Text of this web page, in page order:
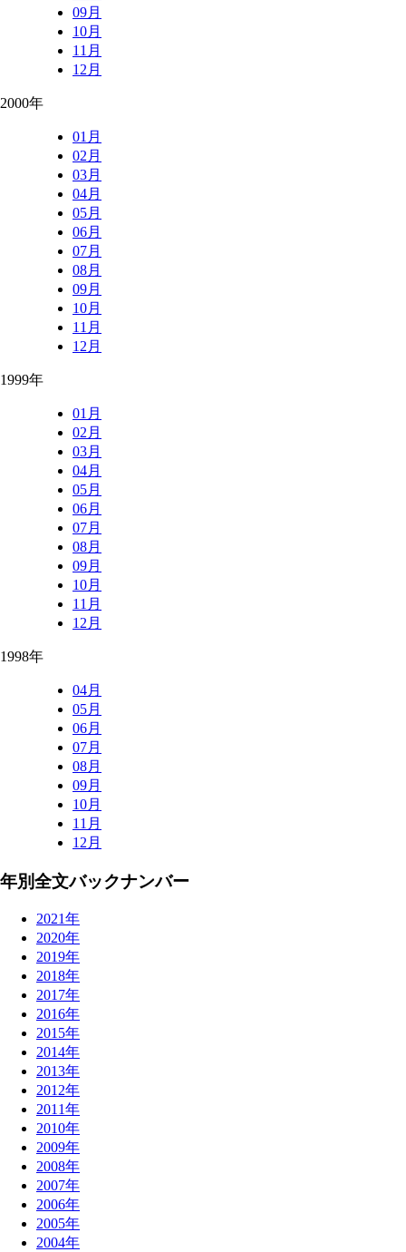
09月
10月
11月
12月
2000年
01月
02月
03月
04月
05月
06月
07月
08月
09月
10月
11月
12月
1999年
01月
02月
03月
04月
05月
06月
07月
08月
09月
10月
11月
12月
1998年
04月
05月
06月
07月
08月
09月
10月
11月
12月
年別全文バックナンバー
2021年
2020年
2019年
2018年
2017年
2016年
2015年
2014年
2013年
2012年
2011年
2010年
2009年
2008年
2007年
2006年
2005年
2004年